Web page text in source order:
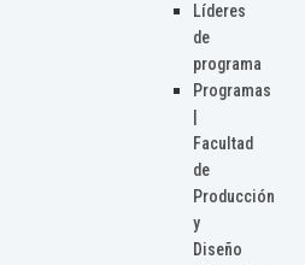
Líderes
de
programa
Programas
Facultad
de
Producción
y
Diseño